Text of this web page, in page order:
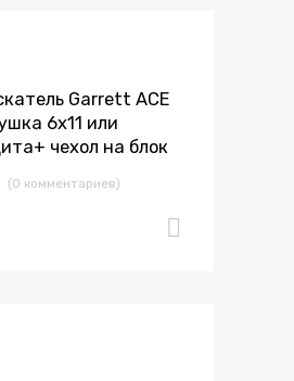
Garrett ACE
6х11 или
чехол на блок
(0 комментариев)